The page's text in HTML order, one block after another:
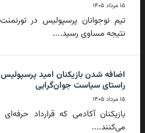
۱۵ مرداد ۱۴۰۵
تیم نوجوانان پرسپولیس در
نتیجه مساوی رسید....
اضافه شدن بازیکنان امید پرسپولیس
راستای سیاست جوان‌گرایی
۱۵ مرداد ۱۴۰۵
بازیکنان آکادمی که قرارداد
می‌کنند....